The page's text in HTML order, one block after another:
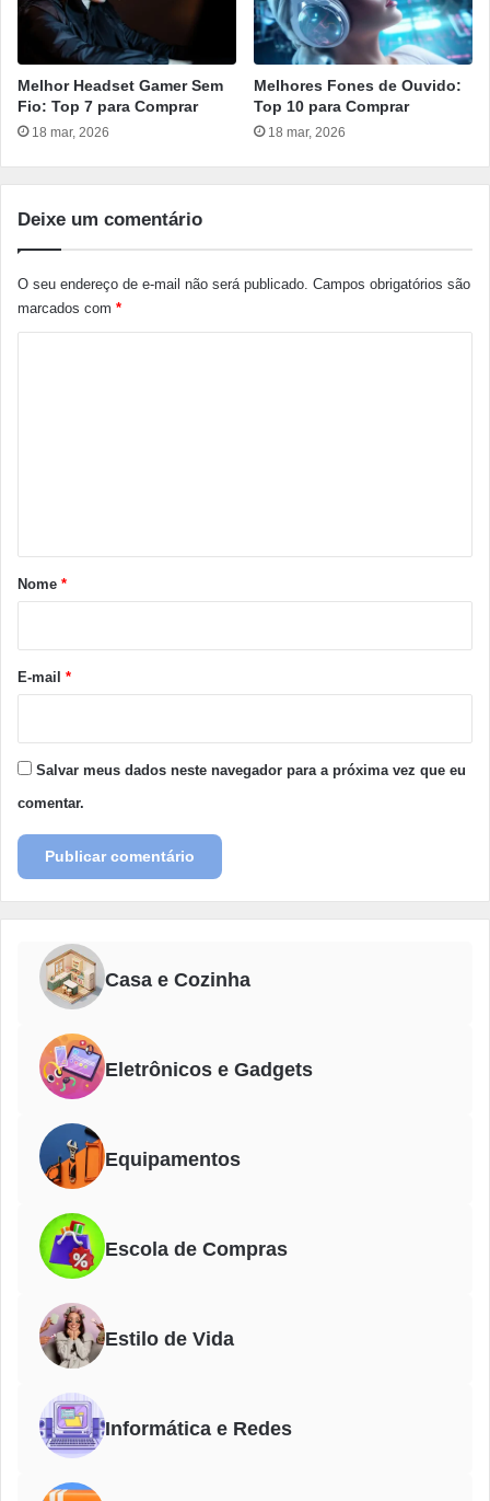
Melhor Headset Gamer Sem
Fio: Top 7 para Comprar
18 mar, 2026
Melhores Fones de Ouvido:
Top 10 para Comprar
18 mar, 2026
Deixe um comentário
O seu endereço de e-mail não será publicado. Campos obrigatórios são
marcados com *
r
*
Nome *
E-mail *
Salvar meus dados neste navegador para a próxima vez que eu
comentar.
Casa e Cozinha
Eletrônicos e Gadgets
Equipamentos
Escola de Compras
Estilo de Vida
Informática e Redes